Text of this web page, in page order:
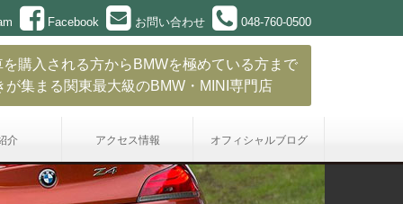
Facebook お問い合わせ 048-760-0500
購入される方からBMWを極めている方まで
が集まる関東最大級のBMW・MINI専門店
介 アクセス情報 オフィシャルブログ